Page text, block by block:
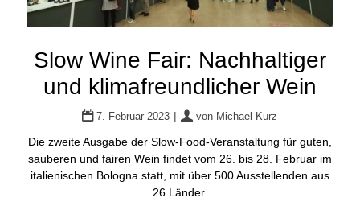
Slow Wine Fair: Nachhaltiger
und klimafreundlicher Wein
7. Februar 2023 | von Michael Kurz
Die zweite Ausgabe der Slow-Food-Veranstaltung für guten,
sauberen und fairen Wein findet vom 26. bis 28. Februar im
italienischen Bologna statt, mit über 500 Ausstellenden aus
26 Länder.